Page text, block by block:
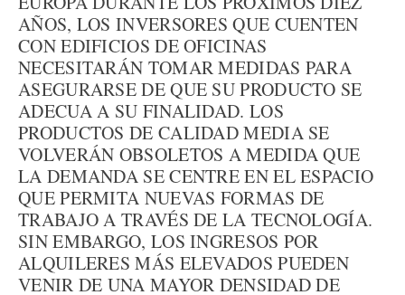
AÑOS, LOS INVERSORES QUE CUENTEN
CON EDIFICIOS DE OFICINAS
NECESITARÁN TOMAR MEDIDAS PARA
ASEGURARSE DE QUE SU PRODUCTO SE
ADECUA A SU FINALIDAD. LOS
PRODUCTOS DE CALIDAD MEDIA SE
VOLVERÁN OBSOLETOS A MEDIDA QUE
LA DEMANDA SE CENTRE EN EL ESPACIO
QUE PERMITA NUEVAS FORMAS DE
TRABAJO A TRAVÉS DE LA TECNOLOGÍA.
SIN EMBARGO, LOS INGRESOS POR
ALQUILERES MÁS ELEVADOS PUEDEN
VENIR DE UNA MAYOR DENSIDAD DE